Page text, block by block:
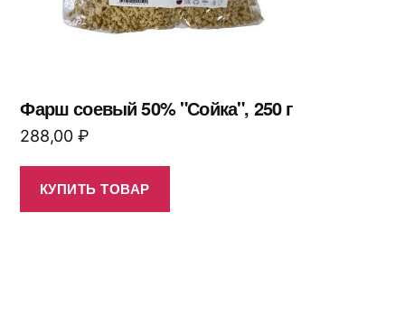
Фарш соевый 50% "Сойка", 250 г
288,00 ₽
КУПИТЬ ТОВАР